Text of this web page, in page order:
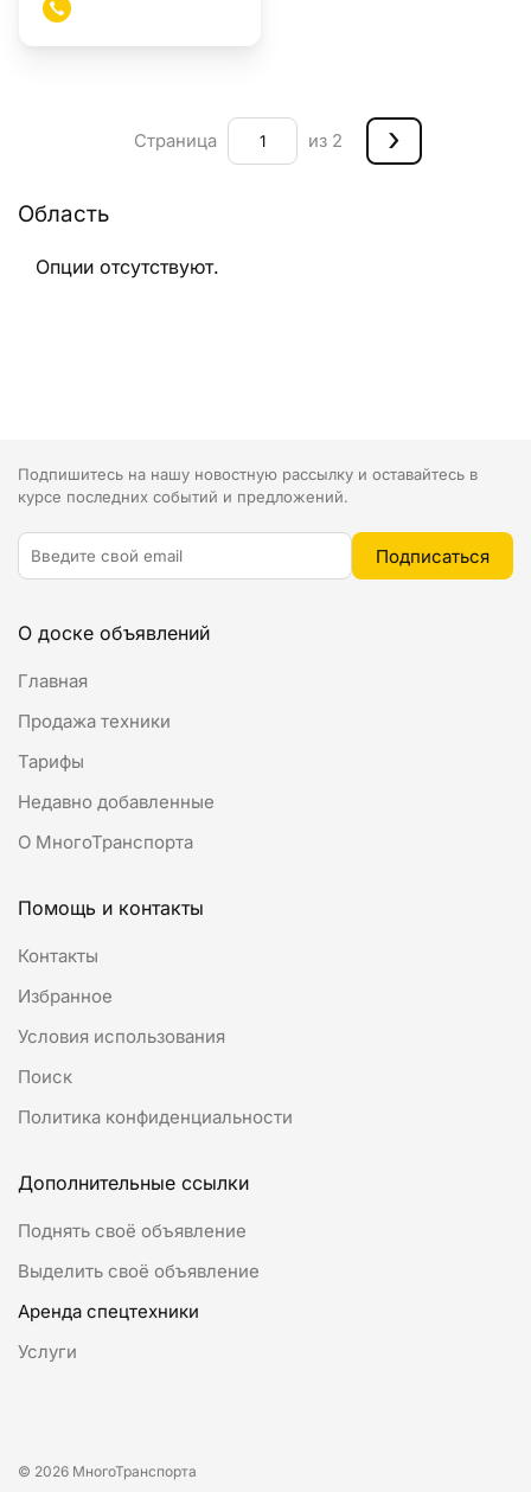
Область
Опции отсутствуют.
Страница из 2 ›
Подпишитесь на нашу новостную рассылку и оставайтесь в
курсе последних событий и предложений.
О доске объявлений
Главная
Продажа техники
Тарифы
Недавно добавленные
О МногоТранспорта
Помощь и контакты
Контакты
Избранное
Условия использования
Поиск
Политика конфиденциальности
Дополнительные ссылки
Поднять своё объявление
Выделить своё объявление
Аренда спецтехники
Услуги
© 2026 МногоТранспорта